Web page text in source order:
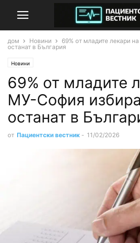
дом Новини
69% от младите лекари
останат в България
Новини
69% от младите
МУ-София
останат в
от Пациентски вестник - 11/02/2026